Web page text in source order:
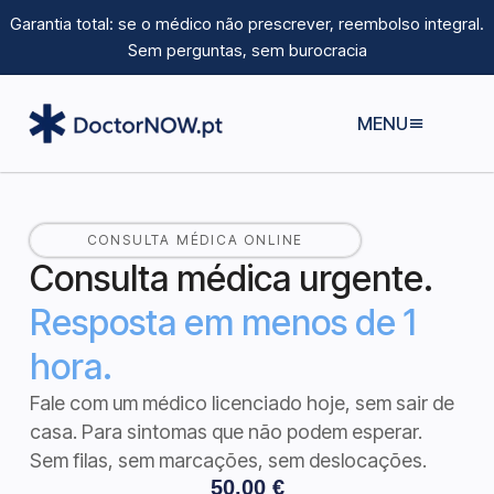
Garantia total: se o médico não prescrever, reembolso integral.
Sem perguntas, sem burocracia
MENU
CONSULTA MÉDICA ONLINE
Consulta médica urgente.
Resposta em menos de 1
hora.
Fale com um médico licenciado hoje, sem sair de
casa. Para sintomas que não podem esperar.
Sem filas, sem marcações, sem deslocações.
50,00 €